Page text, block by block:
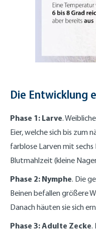
Die Entwicklung
Phase 1: Larve.
Eier, welche sich bis zum
farblose Larven mit
Blutmahlzeit (kleine
Phase 2: Nymphe. Die
Beinen befallen größere
Danach häuten sie sich
Phase 3: Adulte Zecke.